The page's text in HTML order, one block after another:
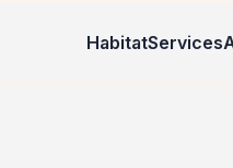
HabitatServices